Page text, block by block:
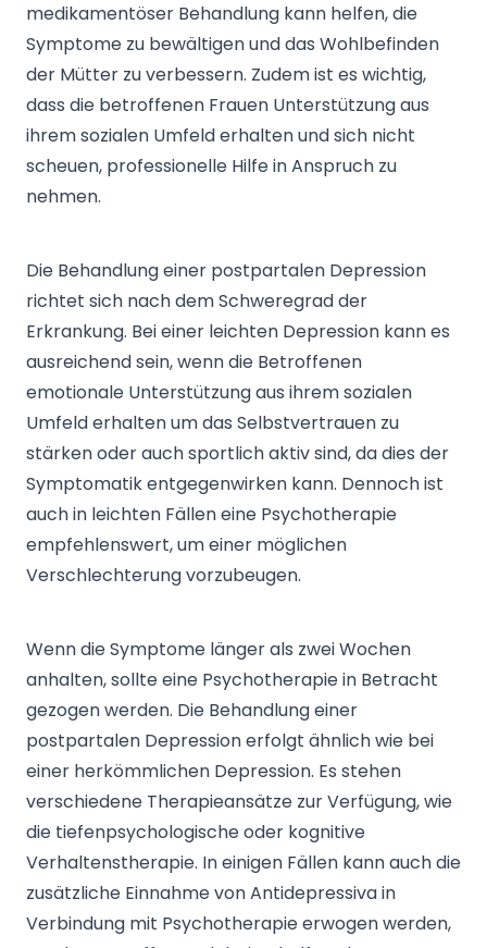
medikamentöser Behandlung kann helfen, die
Symptome zu bewältigen und das Wohlbefinden
der Mütter zu verbessern. Zudem ist es wichtig,
dass die betroffenen Frauen Unterstützung aus
ihrem sozialen Umfeld erhalten und sich nicht
scheuen, professionelle Hilfe in Anspruch zu
nehmen.
Die Behandlung einer postpartalen Depression
richtet sich nach dem Schweregrad der
Erkrankung. Bei einer leichten Depression kann es
ausreichend sein, wenn die Betroffenen
emotionale Unterstützung aus ihrem sozialen
Umfeld erhalten um das Selbstvertrauen zu
stärken oder auch sportlich aktiv sind, da dies der
Symptomatik entgegenwirken kann. Dennoch ist
auch in leichten Fällen eine Psychotherapie
empfehlenswert, um einer möglichen
Verschlechterung vorzubeugen.
Wenn die Symptome länger als zwei Wochen
anhalten, sollte eine Psychotherapie in Betracht
gezogen werden. Die Behandlung einer
postpartalen Depression erfolgt ähnlich wie bei
einer herkömmlichen Depression. Es stehen
verschiedene Therapieansätze zur Verfügung, wie
die tiefenpsychologische oder kognitive
Verhaltenstherapie. In einigen Fällen kann auch die
zusätzliche Einnahme von Antidepressiva in
Verbindung mit Psychotherapie erwogen werden,